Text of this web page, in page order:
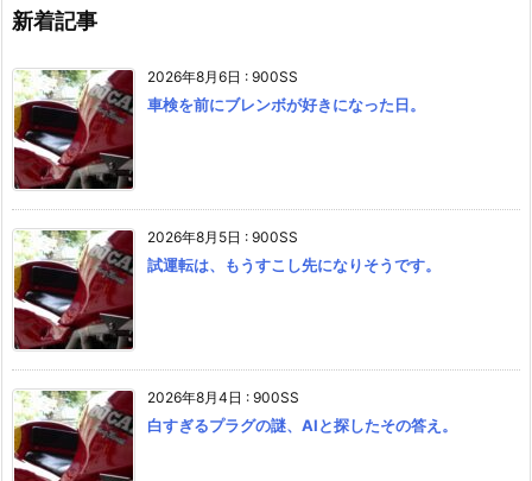
新着記事
2026年8月6日 : 900SS
車検を前にブレンボが好きになった日。
2026年8月5日 : 900SS
試運転は、もうすこし先になりそうです。
2026年8月4日 : 900SS
白すぎるプラグの謎、AIと探したその答え。